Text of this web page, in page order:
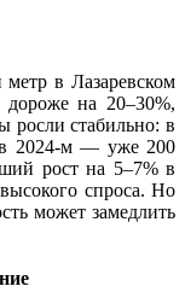
в Лазаревском
на 20–30%,
росли стабильно: в
в 2024-м — уже 200
рост на 5–7% в
спроса. Но
может замедлить